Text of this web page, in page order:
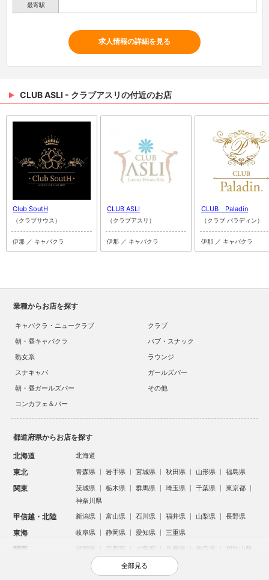
最寄駅
求人情報の詳細を見る
CLUB ASLI - クラブアスリの付近のお店
Club SoutH
（クラブサウス）
伊那 ／ キャバクラ
CLUB ASLI
（クラブアスリ）
伊那 ／ キャバクラ
CLUB Paladin
（クラブ パラディン）
伊那 ／ キャバクラ
業種からお店を探す
キャバクラ・ニュークラブ
クラブ
朝・昼キャバクラ
パブ・スナック
熟女系
ラウンジ
スナキャバ
ガールズバー
朝・昼ガールズバー
その他
コンカフェ＆バー
都道府県からお店を探す
北海道 北海道
東北 青森県 岩手県 宮城県 秋田県 山形県 福島県
関東 茨城県 栃木県 群馬県 埼玉県 千葉県
東京都
神奈川県
甲信越・北陸 新潟県 富山県 石川県 福井県 山梨県 長野県
東海 岐阜県 静岡県 愛知県 三重県
関西 滋賀県 京都府 大阪府 兵庫県 奈良県 和歌山県
鳥取県 島根県 岡山県 広島県
全部見る